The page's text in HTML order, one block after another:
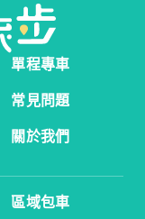
單程專車
常見問題
關於我們
區域包車